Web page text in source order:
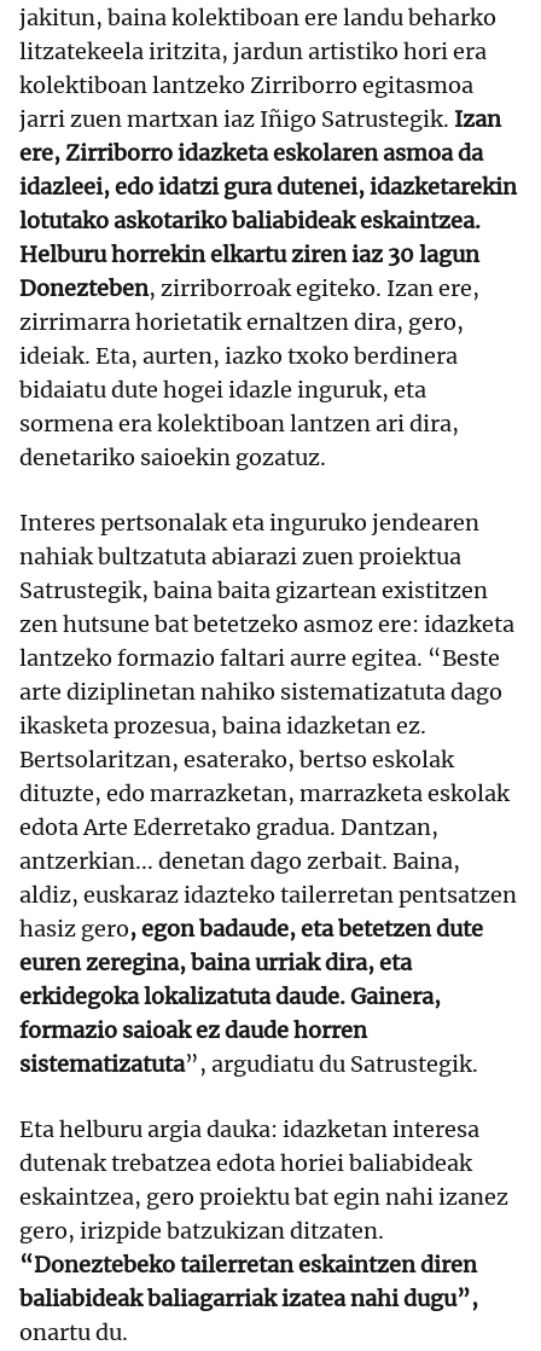
jakitun, baina kolektiboan ere landu beharko
litzatekeela iritzita, jardun artistiko hori era
kolektiboan lantzeko Zirriborro egitasmoa
jarri zuen martxan iaz Iñigo Satrustegik. Izan
ere, Zirriborro idazketa eskolaren asmoa da
idazleei, edo idatzi gura dutenei, idazketarekin
lotutako askotariko baliabideak eskaintzea.
Helburu horrekin elkartu ziren iaz 30 lagun
Donezteben, zirriborroak egiteko. Izan ere,
zirrimarra horietatik ernaltzen dira, gero,
ideiak. Eta, aurten, iazko txoko berdinera
bidaiatu dute hogei idazle inguruk, eta
sormena era kolektiboan lantzen ari dira,
denetariko saioekin gozatuz.
Interes pertsonalak eta inguruko jendearen
nahiak bultzatuta abiarazi zuen proiektua
Satrustegik, baina baita gizartean existitzen
zen hutsune bat betetzeko asmoz ere: idazketa
lantzeko formazio faltari aurre egitea. “Beste
arte diziplinetan nahiko sistematizatuta dago
ikasketa prozesua, baina idazketan ez.
Bertsolaritzan, esaterako, bertso eskolak
dituzte, edo marrazketan, marrazketa eskolak
edota Arte Ederretako gradua. Dantzan,
antzerkian... denetan dago zerbait. Baina,
aldiz, euskaraz idazteko tailerretan pentsatzen
hasiz gero, egon badaude, eta betetzen dute
euren zeregina, baina urriak dira, eta
erkidegoka lokalizatuta daude. Gainera,
formazio saioak ez daude horren
sistematizatuta”, argudiatu du Satrustegik.
Eta helburu argia dauka: idazketan interesa
dutenak trebatzea edota horiei baliabideak
eskaintzea, gero proiektu bat egin nahi izanez
gero, irizpide batzukizan ditzaten.
“Doneztebeko tailerretan eskaintzen diren
baliabideak baliagarriak izatea nahi dugu”,
onartu du.